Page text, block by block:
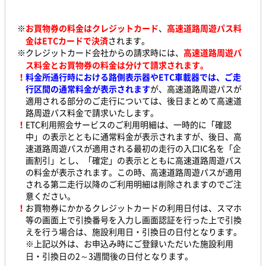
※お買物券の料金はクレジットカード、 高速道路周遊パス料
金はETCカードで決済されます。
※クレジットカード会社からの請求時には、 高速道路周遊パ
ス料金とお買物券の料金は分けて請求されます。
！ 料金所通行時における路側表示器やETC車載器では、ご走
行区間の通常料金が表示されますが、高速道路周遊パスが
適用される部分のご走行については、後日まとめて高速道
路周遊パス料金で請求いたします。
！ ETC利用照会サービスのご利用明細は、一時的に「確認
中」の表示とともに通常料金が表示されますが、後日、高
速道路周遊パスが適用される最初の走行の入口IC名を「企
画割引」とし、「確定」の表示とともに高速道路周遊パス
の料金が表示されます。この時、高速道路周遊パスが適用
される第二走行以降のご利用明細は削除されますのでご注
意ください。
！ お買物券にかかるクレジットカードの利用日付は、スマホ
等の画面上で引換番号を入力し画面認証を行った上で引換
えを行う場合は、施設利用日・引換日の日付となります。
※上記以外は、お申込み時にご登録いただいた施設利用
日・引換日の2～3週間後の日付となります。